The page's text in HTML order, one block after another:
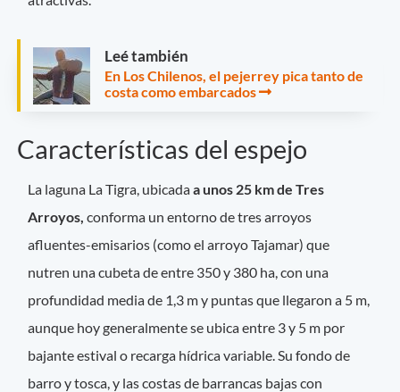
Leé también
En Los Chilenos, el pejerrey pica tanto de
costa como embarcados
Características del espejo
La laguna La Tigra, ubicadaa unos 25 km de Tres
Arroyos, conforma un entorno de tres arroyos
afluentes-emisarios (como el arroyo Tajamar) que
nutren una cubeta de entre 350 y 380 ha, con una
profundidad media de 1,3 m y puntas que llegaron a 5 m,
aunque hoy generalmente se ubica entre 3 y 5 m por
bajante estival o recarga hídrica variable. Su fondo de
barro y tosca, y las costas de barrancas bajas con